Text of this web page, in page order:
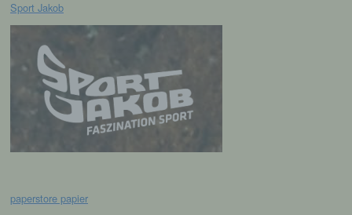
Sport Jakob
paperstore papier
darin besteht, dass diese
werden, um bestimmte persönliche Aspekte,
die sich auf eine natürliche Person beziehen,
zu bewerten, insbesondere, um Aspekte
bezüglich Arbeitsleistung, wirtschaftlicher
Lage, Gesundheit, persönlicher Vorlieben,
Interessen, Zuverlässigkeit, Verhalten,